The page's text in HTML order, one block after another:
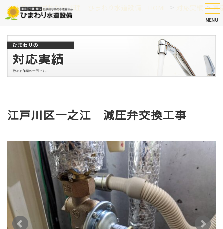
Skip
to
content
MENU
つまり、水漏れなど修理 ひまわり水道設備 HOME >東
江戸川区一之江 減圧弁交換工事